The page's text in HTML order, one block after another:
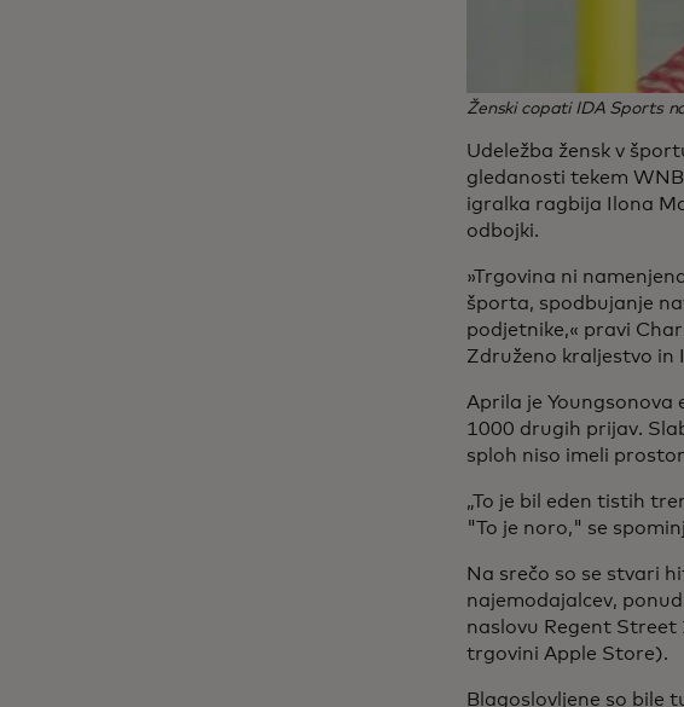
Ženski copati IDA Sports
Udeležba žensk v
gledanosti tekem
igralka ragbija Ilona
odbojki.
»Trgovina ni
športa, spodbujanje
podjetnike,« pravi
Združeno kraljestvo in
Aprila je Youngsonova
1000 drugih prijav.
sploh niso imeli
„To je bil eden tistih
"To je noro," se
Na srečo so se stvari
najemodajalcev,
naslovu Regent Street
trgovini Apple Store).
Blagoslovljene so bile